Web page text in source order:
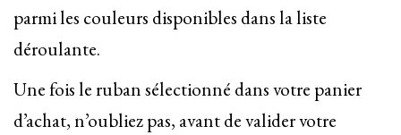
parmi les couleurs disponibles dans la liste
déroulante.
Une fois le ruban sélectionné dans votre panier
d’achat, n’oubliez pas, avant de valider votre